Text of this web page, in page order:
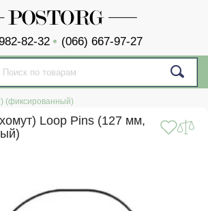
82-32 (066) 667-97-27
(фиксированный)
Loop Pins (127 мм,